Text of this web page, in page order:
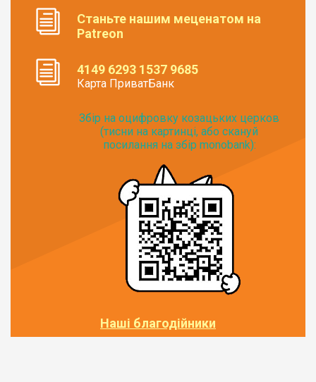
Станьте нашим меценатом на
Patreon
4149 6293 1537 9685
Карта ПриватБанк
Збір на оцифровку козацьких церков
(тисни на картинці, або скануй
посилання на збір monobank):
Наші благодійники